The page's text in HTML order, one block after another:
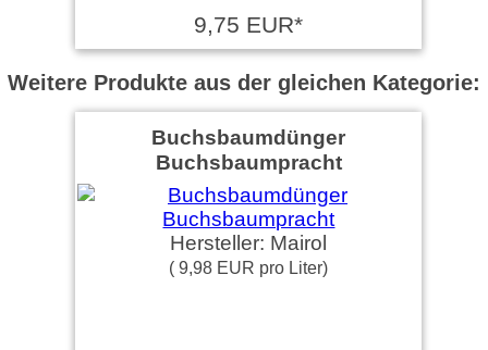
9,75 EUR*
Weitere Produkte aus der gleichen Kategorie:
Buchsbaumdünger
Buchsbaumpracht
Hersteller: Mairol
( 9,98 EUR pro Liter)